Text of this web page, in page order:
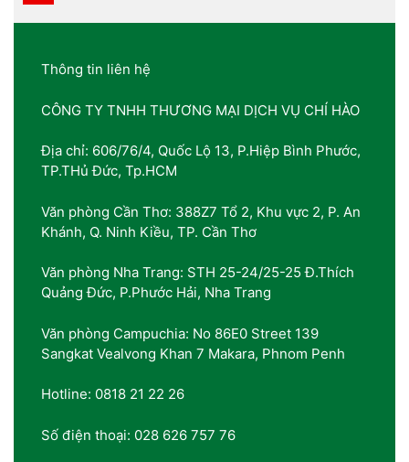
Thông tin liên hệ
CÔNG TY TNHH THƯƠNG MẠI DỊCH VỤ CHÍ HÀO
Địa chỉ: 606/76/4, Quốc Lộ 13, P.Hiệp Bình Phước,
TP.THủ Đức, Tp.HCM
Văn phòng Cần Thơ: 388Z7 Tổ 2, Khu vực 2, P. An
Khánh, Q. Ninh Kiều, TP. Cần Thơ
Văn phòng Nha Trang: STH 25-24/25-25 Đ.Thích
Quảng Đức, P.Phước Hải, Nha Trang
Văn phòng Campuchia: No 86E0 Street 139
Sangkat Vealvong Khan 7 Makara, Phnom Penh
Hotline: 0818 21 22 26
Số điện thoại: 028 626 757 76